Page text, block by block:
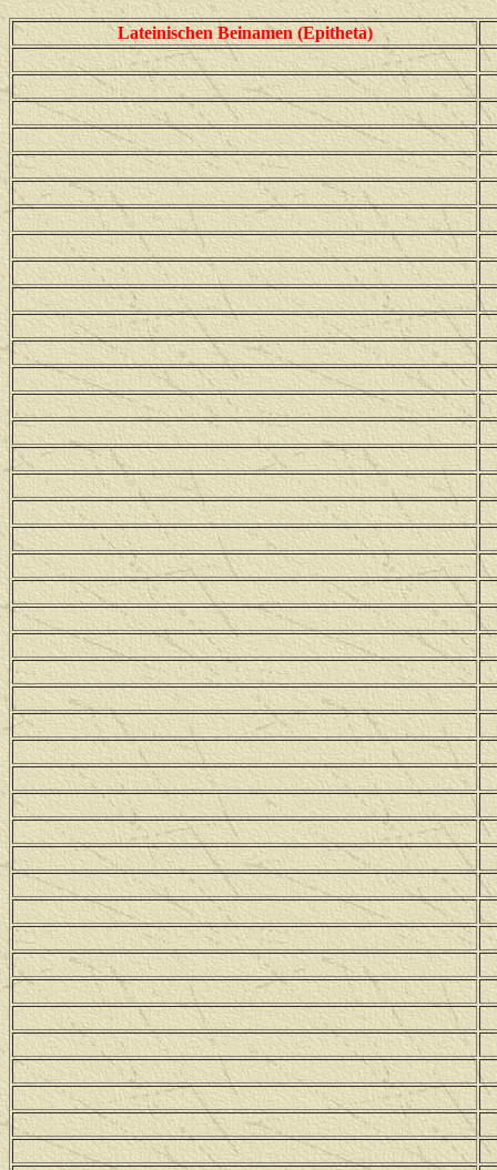
Lateinischen Beinamen (Epitheta)